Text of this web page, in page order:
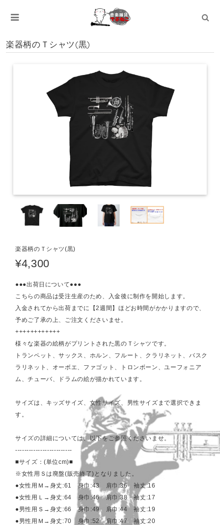
楽器柄のＴシャツ(黒)
楽器柄のＴシャツ(黒)
¥4,300
●●●出荷日について●●●
こちらの商品は受注生産のため、入金後に制作を開始します。
入金されてから出荷までに【2週間】ほどお時間がかかりますので、
予めご了承の上、ご注文くださいませ。
++++++++++++
様々な楽器の絵柄がプリントされた黒のＴシャツです。
トランペット、サックス、ホルン、フルート、クラリネット、バスク
ラリネット、オーボエ、ファゴット、トロンボーン、ユーフォニア
ム、チューバ、ドラムの絵が描かれています。
サイズは、キッズサイズ、女性サイズ、男性サイズまで選択できま
す。
サイズの詳細については、以下をご参照くださいませ。
-------------------------
■サイズ：(単位cm)■
※女性用Ｓは廃盤(販売終了)となりました。
●女性用Ｍ→身丈:61 身巾:43 肩巾:36 袖丈:16
●女性用Ｌ→身丈:64 身巾:46 肩巾:38 袖丈:17
●男性用Ｓ→身丈:66 身巾:49 肩巾:44 袖丈:19
●男性用Ｍ→身丈:70 身巾:52 肩巾:47 袖丈:20